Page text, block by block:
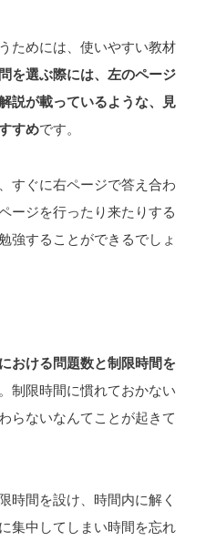
ためには、使いやすい教材
を選ぶ際には、左のページ
説が載っているような、見
すめです。
すぐに右ページで答え合わ
ージを行ったり来たりする
強することができるでしょ
おける問題数と制限時間を
制限時間に慣れておかない
らないなんてことが起きて
時間を設け、時間内に解く
集中してしまい時間を忘れ